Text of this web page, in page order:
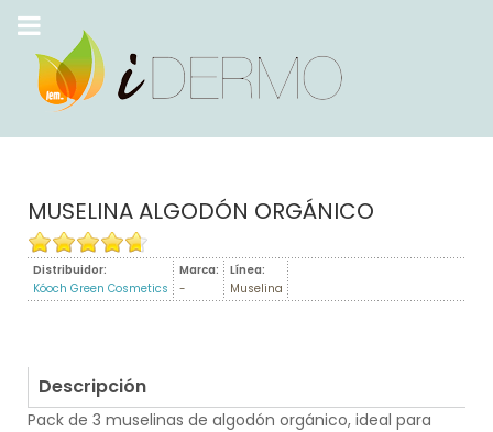
MUSELINA ALGODÓN ORGÁNICO
Distribuidor:
Kóoch Green Cosmetics
Marca:
-
Línea:
Muselina
Descripción
Pack de 3 muselinas de algodón orgánico, ideal para